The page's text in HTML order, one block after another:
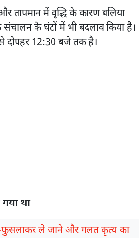
तापमान में वृद्धि के कारण बलिया
के घंटों में भी बदलाव किया है।
दोपहर 12:30 बजे तक है।
था
फुसलाकर ले जाने और गलत कृत्य का